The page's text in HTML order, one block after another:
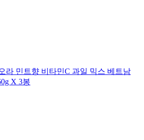
라 민트향 비타민C 과일 믹스 베트남
X 3봉